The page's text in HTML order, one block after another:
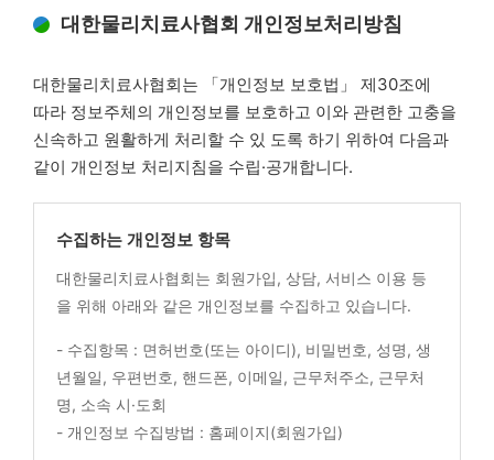
대한물리치료사협회 개인정보처리방침
대한물리치료사협회는 「개인정보 보호법」 제30조에
따라 정보주체의 개인정보를 보호하고 이와 관련한 고충을
신속하고 원활하게 처리할 수 있 도록 하기 위하여 다음과
같이 개인정보 처리지침을 수립·공개합니다.
수집하는 개인정보 항목
대한물리치료사협회는 회원가입, 상담, 서비스 이용 등
을 위해 아래와 같은 개인정보를 수집하고 있습니다.
- 수집항목 : 면허번호(또는 아이디), 비밀번호, 성명, 생
년월일, 우편번호, 핸드폰, 이메일, 근무처주소, 근무처
명, 소속 시·도회
- 개인정보 수집방법 : 홈페이지(회원가입)